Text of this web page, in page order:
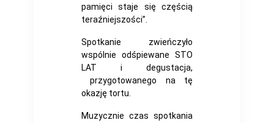
pamięci staje się częścią
teraźniejszości”.
Spotkanie zwieńczyło
wspólnie odśpiewane STO
LAT i degustacja,
przygotowanego na tę
okazję tortu.
Muzycznie czas spotkania